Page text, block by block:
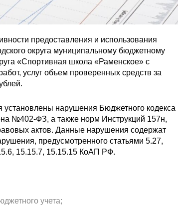
предоставления и использования
округа муниципальному бюджетному
«Спортивная школа «Раменское» с
услуг объем проверенных средств за
установлены нарушения Бюджетного кодекса
№402-ФЗ, а также норм Инструкций 157н,
актов. Данные нарушения содержат
предусмотренного статьями 5.27,
15.15.7, 15.15.15 КоАП РФ.
учета;